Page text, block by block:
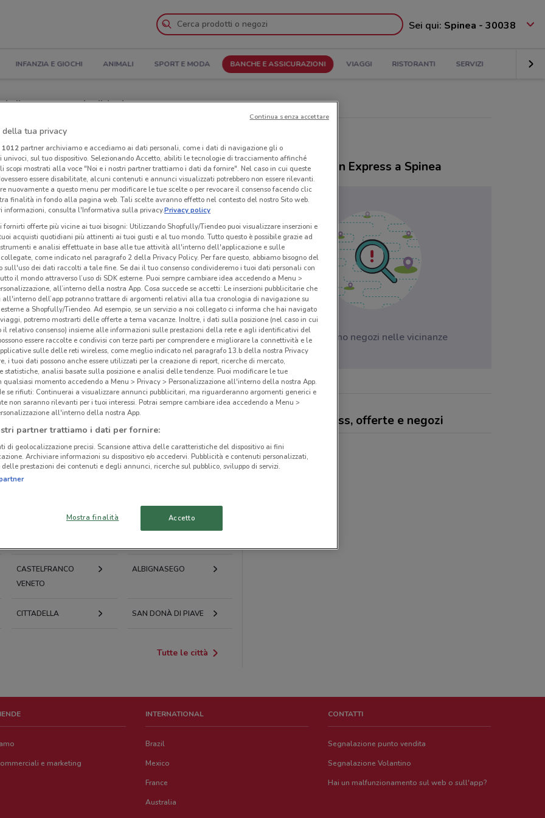
Sei qui: Spinea - 30038
INFANZIA E GIOCHI ANIMALI SPORT E MODA BANCHE E ASSICURAZIONI VIAGGI RISTORANTI SERVIZI
di apertura e Indirizzi
Negozi American Express a Spinea
VENEZIA
CASTELFRANCO
VENETO
ALBIGNASEGO
CITTADELLA SAN DONÀ DI PIAVE
Tutte le città
Negozi American Express a Spinea
Non ci sono negozi nelle vicinanze
American Express, offerte e negozi
e marketing
INTERNATIONAL
Brazil
Mexico
France
Australia
CONTATTI
Segnalazione punto vendita
Segnalazione Volantino
Hai un malfunzionamento sul web o sull'app?
della tua privacy
1012partner archiviamo e accediamo ai dati personali, come i dati di navigazione gli o
sul tuo dispositivo. Selezionando Accetto, abiliti le tecnologie di tracciamento affinché
scopi mostrati alla voce "Noi e i nostri partner trattiamo i dati da fornire". Nel caso in cui queste
essere disabilitate, alcuni contenuti e annunci visualizzati potrebbero non essere rilevanti.
nuovamente a questo menu per modificare le tue scelte o per revocare il consenso facendo clic
finalità in fondo alla pagina web. Tali scelte avranno effetto nel contesto del nostro Sito web.
informazioni, consulta l'Informativa sulla privacy.Privacy policy
fornirti offerte più vicine ai tuoi bisogni: Utilizzando Shopfully/Tiendeo puoi visualizzare inserzioni e
acquisti quotidiani più attinenti ai tuoi gusti e al tuo mondo. Tutto questo è possibile grazie ad
e analisi effettuate in base alle tue attività all'interno dell'applicazione e sulle
come indicato nel paragrafo 2 della Privacy Policy. Per fare questo, abbiamo bisogno del
sull'uso dei dati raccolti a tale fine. Se dai il tuo consenso condivideremo i tuoi dati personali con
il mondo attraverso l’uso di SDK esterne. Puoi sempre cambiare idea accedendo a Menu >
all’interno della nostra App. Cosa succede se accetti: Le inserzioni pubblicitarie che
all'interno dell’app potranno trattare di argomenti relativi alla tua cronologia di navigazione su
a Shopfully/Tiendeo. Ad esempio, se un servizio a noi collegato ci informa che hai navigato
potremo mostrarti delle offerte a tema vacanze. Inoltre, i dati sulla posizione (nel caso in cui
il relativo consenso) insieme alle informazioni sulle prestazioni della rete e agli identificativi del
essere raccolte e condivisi con terze parti per comprendere e migliorare la connettività e le
sulle delle reti wireless, come meglio indicato nel paragrafo 13.b della nostra Privacy
i tuoi dati possono anche essere utilizzati per la creazione di report, ricerche di mercato,
statistiche, analisi basate sulla posizione e analisi delle tendenze. Puoi modificare le tue
qualsiasi momento accedendo a Menu > Privacy > Personalizzazione all'interno della nostra App.
se rifiuti: Continuerai a visualizzare annunci pubblicitari, ma riguarderanno argomenti generici e
non saranno rilevanti per i tuoi interessi. Potrai sempre cambiare idea accedendo a Menu >
all'interno della nostra App.
partner trattiamo i dati per fornire:
di geolocalizzazione precisi. Scansione attiva delle caratteristiche del dispositivo ai fini
Archiviare informazioni su dispositivo e/o accedervi. Pubblicità e contenuti personalizzati,
prestazioni dei contenuti e degli annunci, ricerche sul pubblico, sviluppo di servizi.
Mostra finalità Accetto
Continua senza accettare